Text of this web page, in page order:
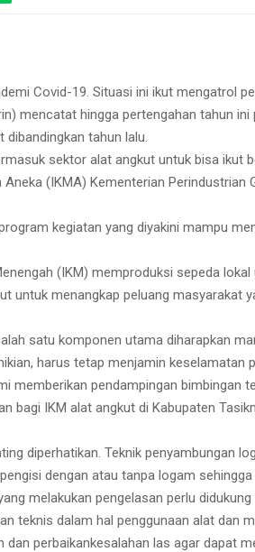
Covid-19. Situasi ini ikut mengatrol
mencatat hingga pertengahan tahun ini
tahun lalu.
sektor alat angkut untuk bisa ikut
(IKMA) Kementerian Perindustrian
kegiatan yang diyakini mampu
(IKM) memproduksi sepeda lokal
untuk menangkap peluang masyarakat
satu komponen utama diharapkan
harus tetap menjamin keselamatan
memberikan pendampingan bimbingan
bagi IKM alat angkut di Kabupaten
diperhatikan. Teknik penyambungan
dengan atau tanpa logam
melakukan pengelasan perlu
teknis dalam hal penggunaan alat dan
perbaikankesalahan las agar dapat